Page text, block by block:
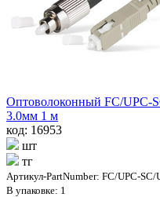
Оптоволоконный FC/UPC-
3.0мм 1 м
код: 16953
шт
тг
Артикул-PartNumber: FC/UPC-
В упаковке: 1